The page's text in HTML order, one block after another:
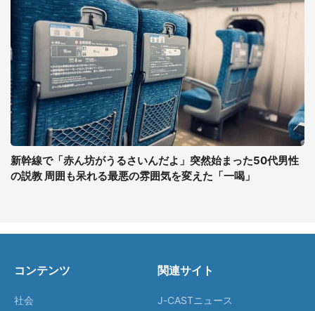
新幹線で「赤ん坊がうるさいんだよ」突然始まった50代男性
の説教 周囲も呆れる最悪の雰囲気を変えた「一喝」
コンテンツ
社会
関連サイト
J-CASTニュース